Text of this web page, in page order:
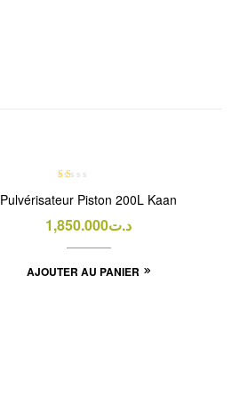
ot
e
1.
00
r 5
Pulvérisateur Piston 200L Kaan
د.ت1,850.000
AJOUTER AU PANIER